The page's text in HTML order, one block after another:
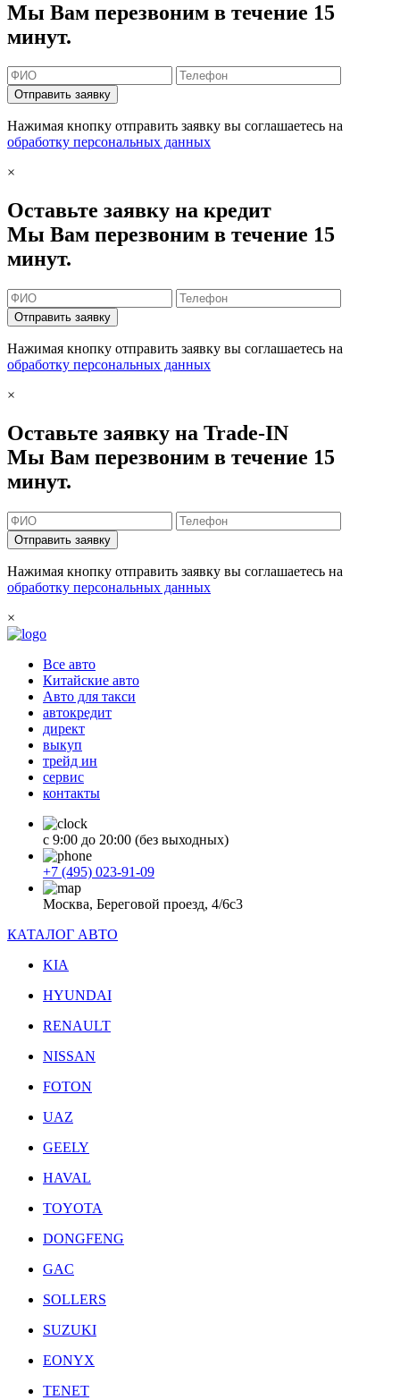
Мы Вам перезвоним в течение 15
минут.
Отправить заявку
Нажимая кнопку отправить заявку вы соглашаетесь на
обработку персональных данных
×
Оставьте заявку на кредит
Мы Вам перезвоним в течение 15
минут.
Отправить заявку
Нажимая кнопку отправить заявку вы соглашаетесь на
обработку персональных данных
×
Оставьте заявку на Trade-IN
Мы Вам перезвоним в течение 15
минут.
Отправить заявку
Нажимая кнопку отправить заявку вы соглашаетесь на
обработку персональных данных
×
Все авто
Китайские авто
Авто для такси
автокредит
директ
выкуп
трейд ин
сервис
контакты
с 9:00 до 20:00 (без выходных)
+7 (495) 023-91-09
Москва, Береговой проезд, 4/6с3
КАТАЛОГ АВТО
KIA
HYUNDAI
RENAULT
NISSAN
FOTON
UAZ
GEELY
HAVAL
TOYOTA
DONGFENG
GAC
SOLLERS
SUZUKI
EONYX
TENET